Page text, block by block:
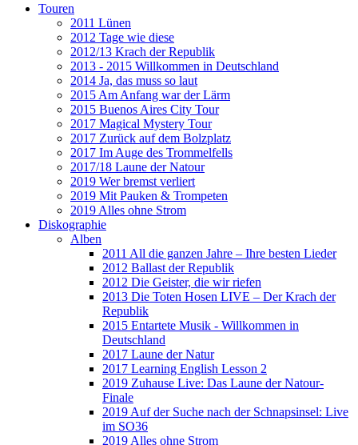
Touren
2011 Lünen
2012 Tage wie diese
2012/13 Krach der Republik
2013 - 2015 Willkommen in Deutschland
2014 Ja, das muss so laut
2015 Am Anfang war der Lärm
2015 Buenos Aires City Tour
2017 Magical Mystery Tour
2017 Zurück auf dem Bolzplatz
2017 Im Auge des Trommelfells
2017/18 Laune der Natour
2019 Wer bremst verliert
2019 Mit Pauken & Trompeten
2019 Alles ohne Strom
Diskographie
Alben
2011 All die ganzen Jahre – Ihre besten Lieder
2012 Ballast der Republik
2012 Die Geister, die wir riefen
2013 Die Toten Hosen LIVE – Der Krach der
Republik
2015 Entartete Musik - Willkommen in
Deutschland
2017 Laune der Natur
2017 Learning English Lesson 2
2019 Zuhause Live: Das Laune der Natour-
Finale
2019 Auf der Suche nach der Schnapsinsel: Live
im SO36
2019 Alles ohne Strom